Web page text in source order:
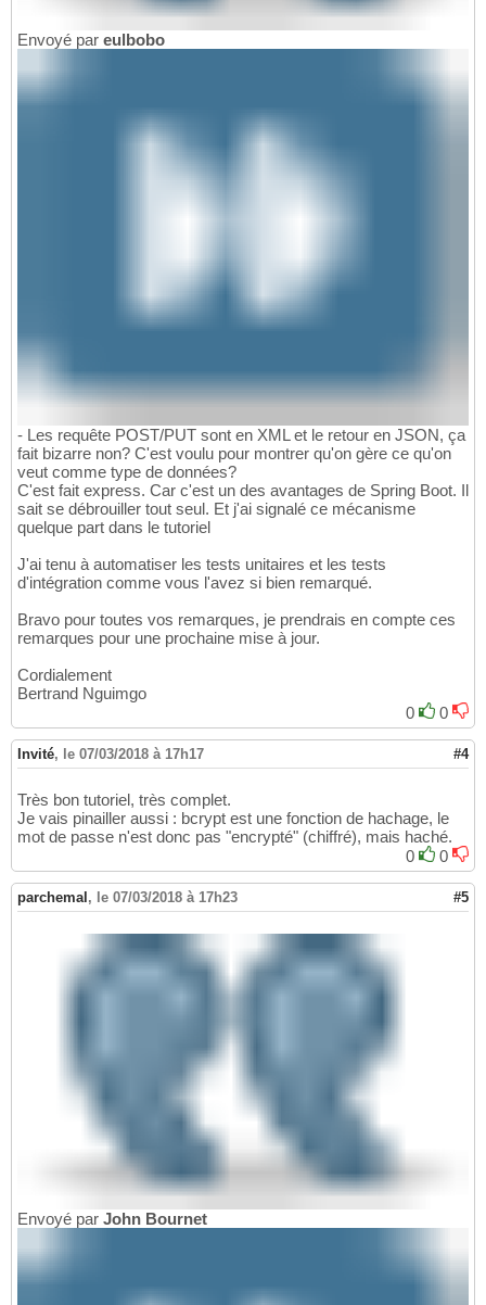
Envoyé par eulbobo
- Les requête POST/PUT sont en XML et le retour en JSON, ça
fait bizarre non? C'est voulu pour montrer qu'on gère ce qu'on
veut comme type de données?
C'est fait express. Car c'est un des avantages de Spring Boot. Il
sait se débrouiller tout seul. Et j'ai signalé ce mécanisme
quelque part dans le tutoriel
J'ai tenu à automatiser les tests unitaires et les tests
d'intégration comme vous l'avez si bien remarqué.
Bravo pour toutes vos remarques, je prendrais en compte ces
remarques pour une prochaine mise à jour.
Cordialement
Bertrand Nguimgo
0
0
Invité, le 07/03/2018 à 17h17 #4
Très bon tutoriel, très complet.
Je vais pinailler aussi : bcrypt est une fonction de hachage, le
mot de passe n'est donc pas "encrypté" (chiffré), mais haché.
0
0
parchemal, le 07/03/2018 à 17h23 #5
Envoyé par John Bournet